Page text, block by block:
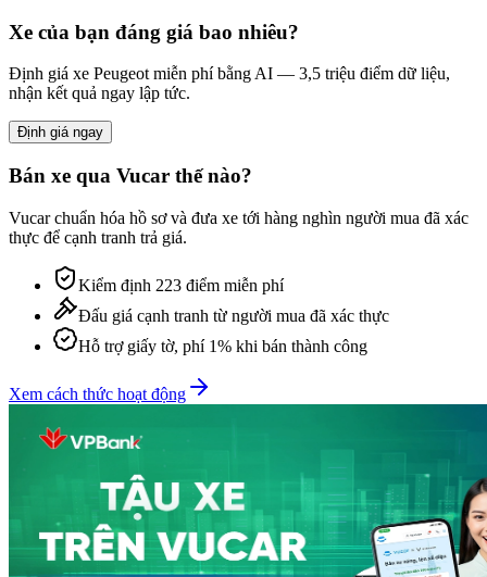
Xe của bạn đáng giá bao nhiêu?
Định giá xe Peugeot miễn phí bằng AI — 3,5 triệu điểm dữ liệu,
nhận kết quả ngay lập tức.
Định giá ngay
Bán xe qua Vucar thế nào?
Vucar chuẩn hóa hồ sơ và đưa xe tới hàng nghìn người mua đã xác
thực để cạnh tranh trả giá.
Kiểm định 223 điểm miễn phí
Đấu giá cạnh tranh từ người mua đã xác thực
Hỗ trợ giấy tờ, phí 1% khi bán thành công
Xem cách thức hoạt động